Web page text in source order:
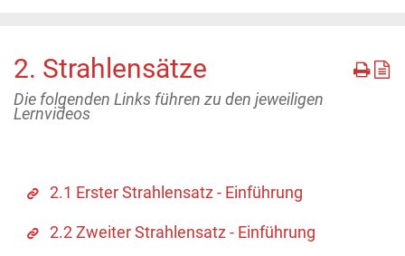
2. Strahlensätze
Die folgenden Links führen zu den jeweiligen
Lernvideos
2.1 Erster Strahlensatz - Einführung
2.2 Zweiter Strahlensatz - Einführung